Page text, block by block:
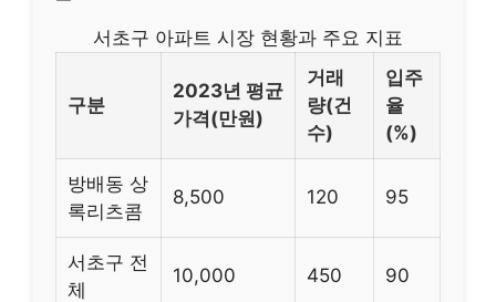
서초구 아파트 시장 현황과 주요 지표
구분
2023년 평균
가격(만원)
거래
량(건
수)
입주
율
(%)
방배동 상
록리츠콤
8,500 120 95
서초구 전
체
10,000 450 90